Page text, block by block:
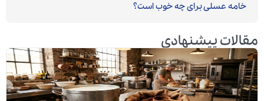
خامه عسلی برای چه خوب است؟
مقالات پیشنهادی